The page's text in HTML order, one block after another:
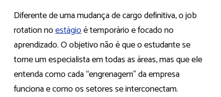
Diferente de uma mudança de cargo definitiva, o job
rotation noestágioé temporário e focado no
aprendizado. O objetivo não é que o estudante se
torne um especialista em todas as áreas, mas que ele
entenda como cada “engrenagem” da empresa
funciona e como os setores se interconectam.